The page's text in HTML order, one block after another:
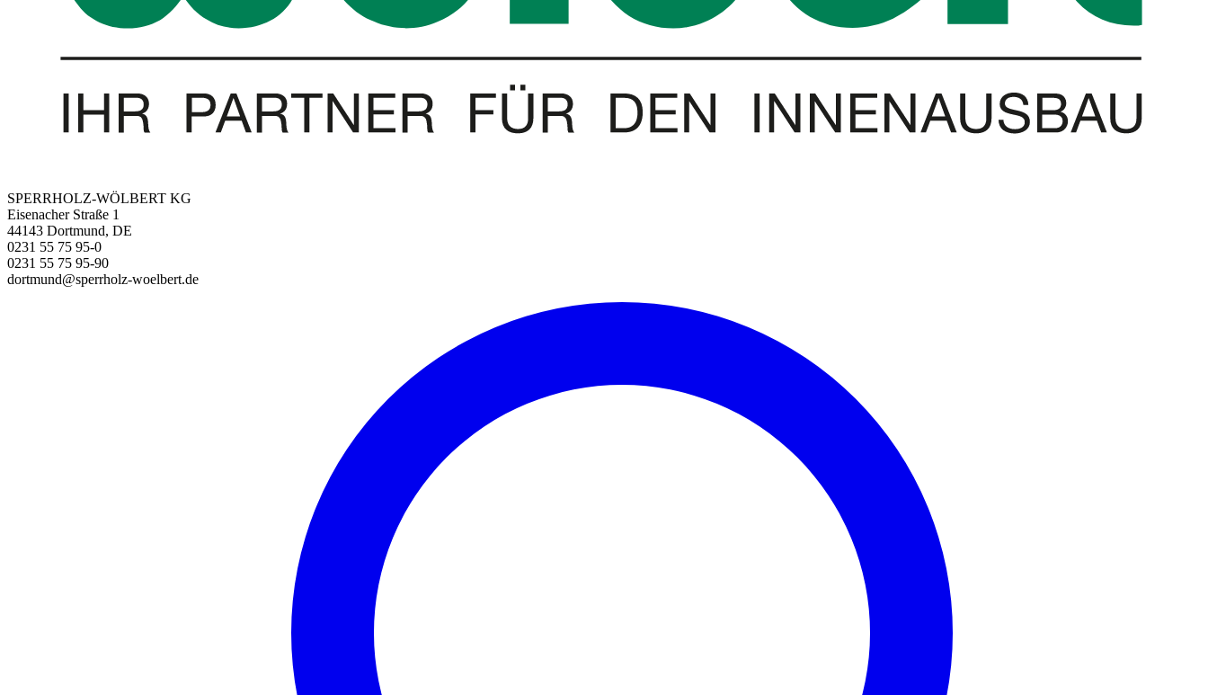
SPERRHOLZ-WÖLBERT KG
Eisenacher Straße 1
44143 Dortmund, DE
0231 55 75 95-0
0231 55 75 95-90
dortmund@sperrholz-woelbert.de